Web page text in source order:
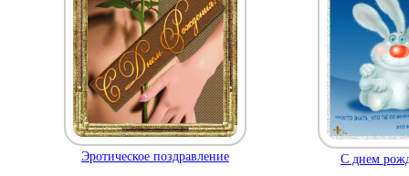
Эротическое поздравление С днем